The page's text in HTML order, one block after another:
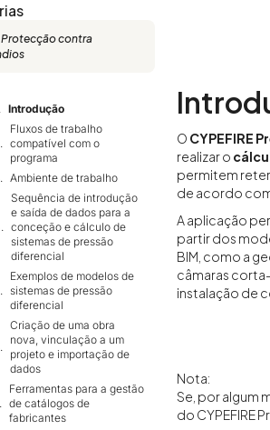
Protecção contra
Introdução
Fluxos de trabalho
compatível com o
programa
Ambiente de trabalho
Sequência de introdução
e saída de dados para a
conceção e cálculo de
sistemas de pressão
diferencial
Exemplos de modelos de
sistemas de pressão
diferencial
Criação de uma obra
nova, vinculação a um
projeto e importação de
dados
Ferramentas para a gestão
de catálogos de
fabricantes
O CYPEFIRE
realizar o
permitem
de acordo
A aplicação
partir dos
BIM, como a
câmaras
instalação de
Nota:
Se, por algum
do CYPEFIRE